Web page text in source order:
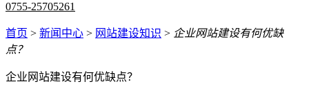
0755-25705261
首页 > 新闻中心 > 网站建设知识 > 企业网站建设有何优缺
点？
企业网站建设有何优缺点？